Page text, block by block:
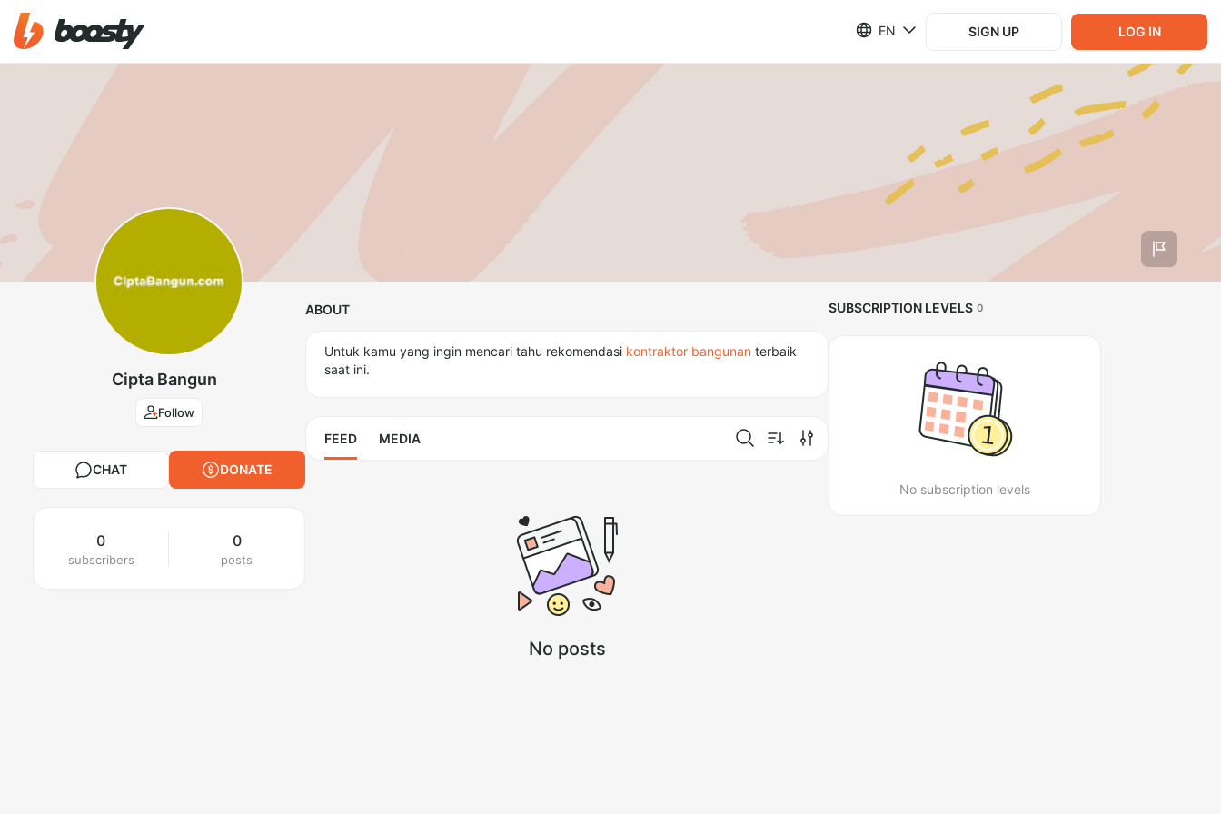
EN SIGN UP LOG IN
Cipta Bangun
Follow
CHAT DONATE
0
subscribers
0
posts
ABOUT
Untuk kamu yang ingin mencari tahu rekomendasi kontraktor bangunan terbaik
saat ini.
FEED MEDIA
No posts
SUBSCRIPTION LEVELS 0
No subscription levels